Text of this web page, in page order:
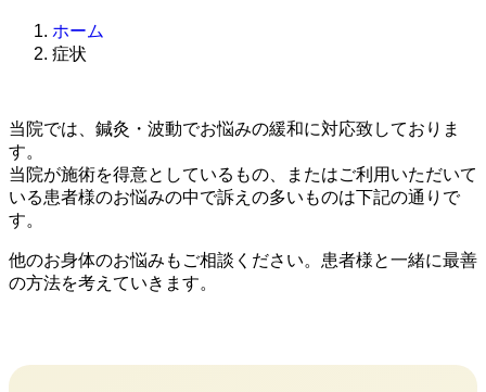
ホーム
症状
当院では、鍼灸・波動でお悩みの緩和に対応致しておりま
す。
当院が施術を得意としているもの、またはご利用いただいて
いる患者様のお悩みの中で訴えの多いものは下記の通りで
す。
他のお身体のお悩みもご相談ください。患者様と一緒に最善
の方法を考えていきます。